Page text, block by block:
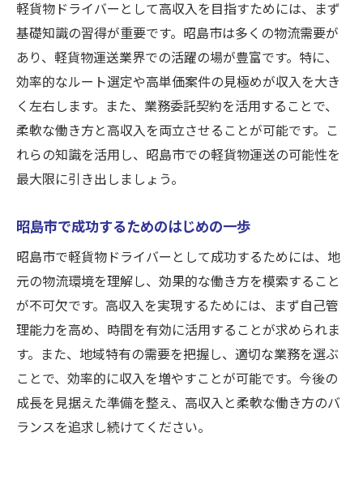
ント
長期的な成功を目指すための目標設定法
昭島市での軽貨物ドライバーとしての成功
体験談
高収入を実現するためのメンタルとモチベ
ーション
軽貨物ドライバーとして高収入を目指すためには、まず
基礎知識の習得が重要です。昭島市は多くの物流需要が
あり、軽貨物運送業界での活躍の場が豊富です。特に、
効率的なルート選定や高単価案件の見極めが収入を大き
く左右します。また、業務委託契約を活用することで、
柔軟な働き方と高収入を両立させることが可能です。こ
れらの知識を活用し、昭島市での軽貨物運送の可能性を
最大限に引き出しましょう。
昭島市で成功するためのはじめの一歩
昭島市で軽貨物ドライバーとして成功するためには、地
元の物流環境を理解し、効果的な働き方を模索すること
が不可欠です。高収入を実現するためには、まず自己管
理能力を高め、時間を有効に活用することが求められま
す。また、地域特有の需要を把握し、適切な業務を選ぶ
ことで、効率的に収入を増やすことが可能です。今後の
成長を見据えた準備を整え、高収入と柔軟な働き方のバ
ランスを追求し続けてください。